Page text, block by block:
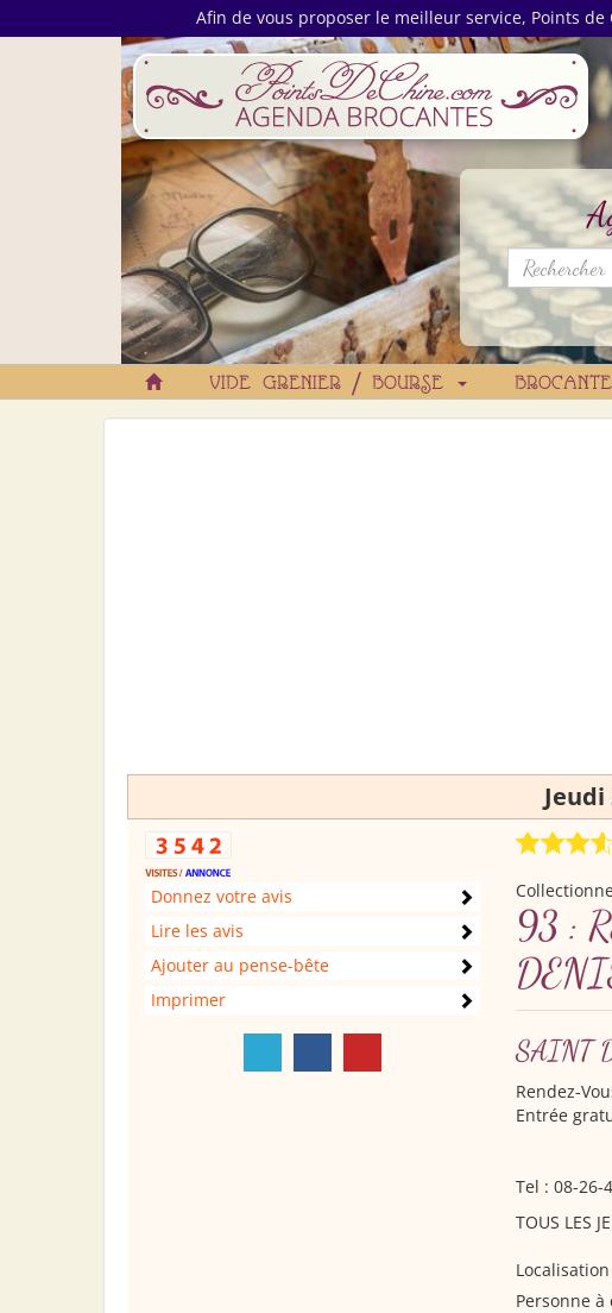
Afin de vous proposer le meilleur service, Points
VIDE GRENIER / BOURSE
Donnez votre avis
Lire les avis
Ajouter au pense-bête
Imprimer
93 :
SAINT
Rendez-
Entrée
Tel : 08-26-
TOUS LES
Localisation
Personne à